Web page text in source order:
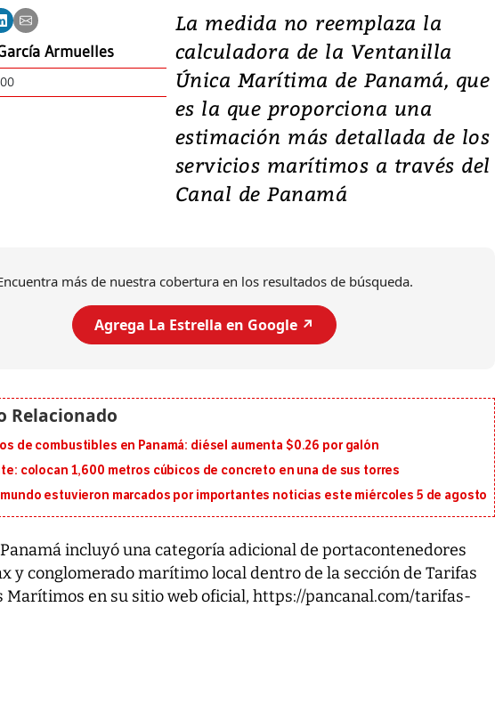
Armuelles
La medida no reemplaza la
calculadora de la Ventanilla
Única Marítima de Panamá, que
es la que proporciona una
estimación más detallada de los
servicios marítimos a través del
Canal de Panamá
más de nuestra cobertura en los resultados de búsqueda.
Agrega La Estrella en Google ↗️
de combustibles en Panamá: diésel aumenta $0.26 por galón
colocan 1,600 metros cúbicos de concreto en una de sus torres
mundo estuvieron marcados por importantes noticias este miércoles 5 de agosto
incluyó una categoría adicional de portacontenedores
y conglomerado marítimo local dentro de la sección de Tarifas
Marítimos en su sitio web oficial, https://pancanal.com/tarifas-